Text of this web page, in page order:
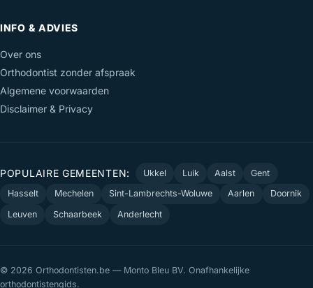
INFO & ADVIES
Over ons
Orthodontist zonder afspraak
Algemene voorwaarden
Disclaimer & Privacy
POPULAIRE GEMEENTEN: Ukkel Luik Aalst
Gent
Hasselt
Mechelen Sint-Lambrechts-Woluwe Aarlen
Doornik
Leuven
Schaarbeek Anderlecht
© 2026 Orthodontisten.be — Monto Bleu BV. Onafhankelijke
orthodontistengids.